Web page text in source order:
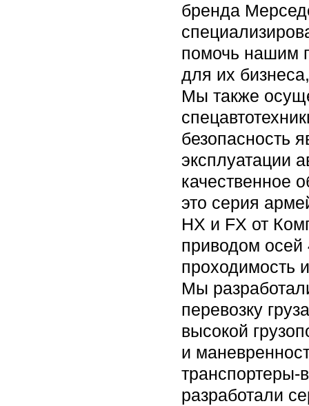
бренда
помочь нашим
для их
Мы также
безопасность
эксплуатации
качественное
это серия
HX и FX от
приводом осей
проходимость
Мы
перевозку
высокой
и
транспортеры-
разработали